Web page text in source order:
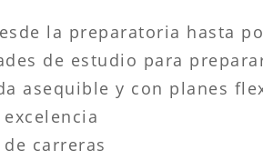
la preparatoria hasta
de estudio para
asequible y con planes
carreras